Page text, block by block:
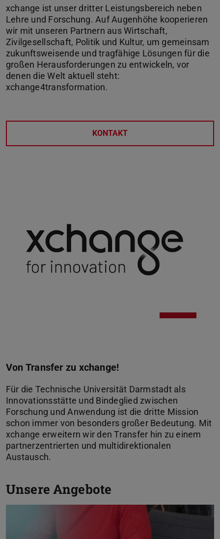
xchange ist unser dritter Leistungsbereich neben
Lehre und Forschung. Auf Augenhöhe kooperieren
wir mit unseren Partnern aus Wirtschaft,
Zivilgesellschaft, Politik und Kultur, um gemeinsam
zukunftsweisende und tragfähige Lösungen für die
großen Herausforderungen zu entwickeln, vor
denen die Welt aktuell steht:
xchange4transformation.
KONTAKT
Von Transfer zu xchange!
Für die Technische Universität Darmstadt als
Innovationsstätte und Bindeglied zwischen
Forschung und Anwendung ist die dritte Mission
schon immer von besonders großer Bedeutung. Mit
xchange erweitern wir den Transfer hin zu einem
partnerzentrierten und multidirektionalen
Austausch.
Unsere Angebote